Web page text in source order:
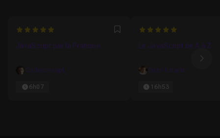
5 Favori
JavaScript par la Pratique
Codeconcept
6h07
5
Le JavaScript de A à Z
Enzo Ustariz
16h53